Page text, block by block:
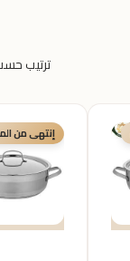
ترتيب
إنتهى من